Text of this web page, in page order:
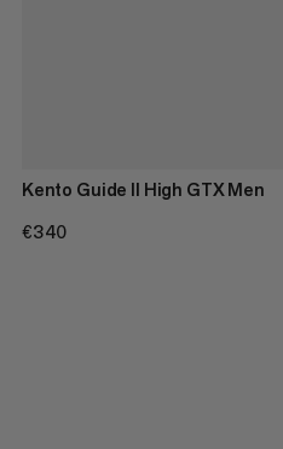
Kento Guide II High GTX Men
€340